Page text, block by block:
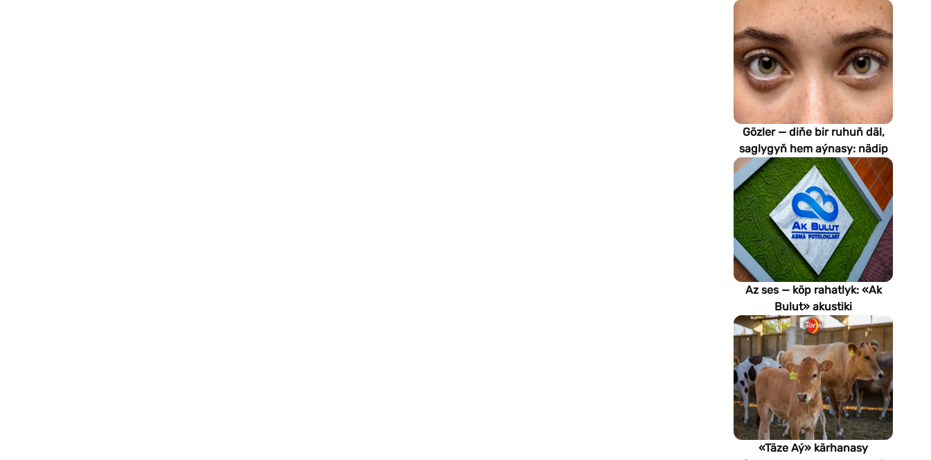
gurluşyk çözgütlerini
görkezýär
Gözler — diňe bir ruhuň däl,
saglygyň hem aýnasy: nädip
emeli aň keselleri suratlar
arkaly anyklaýar?
Az ses — köp rahatlyk: «Ak
Bulut» akustiki
potoloklarynyň
artykmaçlyklary
«Täze Aý» kärhanasy